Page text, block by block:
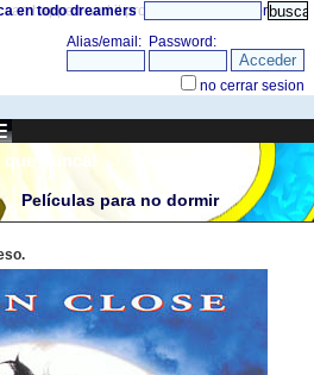
can happen and it probably will» directorio
en todo dreamers
nunca!
Películas para no dormir